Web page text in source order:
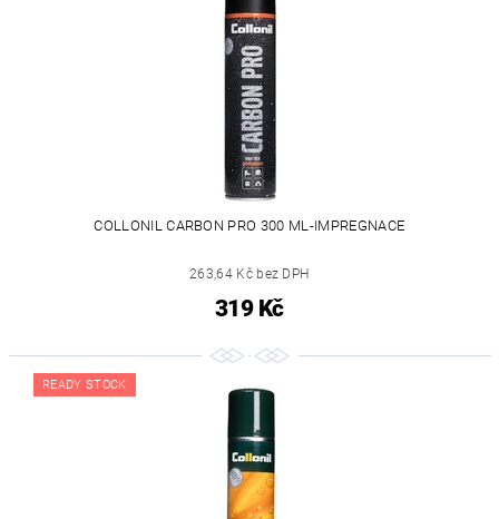
COLLONIL CARBON PRO 300 ML-IMPREGNACE
263,64 Kč bez DPH
319 Kč
READY STOCK